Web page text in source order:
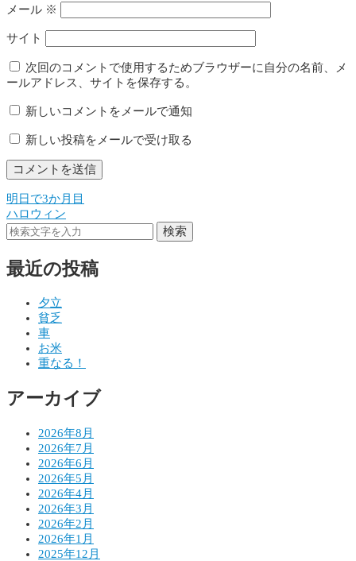
メール ※
サイト
次回のコメントで使用するためブラウザーに自分の名前、メ
ールアドレス、サイトを保存する。
新しいコメントをメールで通知
新しい投稿をメールで受け取る
投
稿
ビ
ン
明日で3か月目
ハロウィン
検索
最近の投稿
夕立
貧乏
車
お米
重なる！
アーカイブ
2026年8月
2026年7月
2026年6月
2026年5月
2026年4月
2026年3月
2026年2月
2026年1月
2025年12月